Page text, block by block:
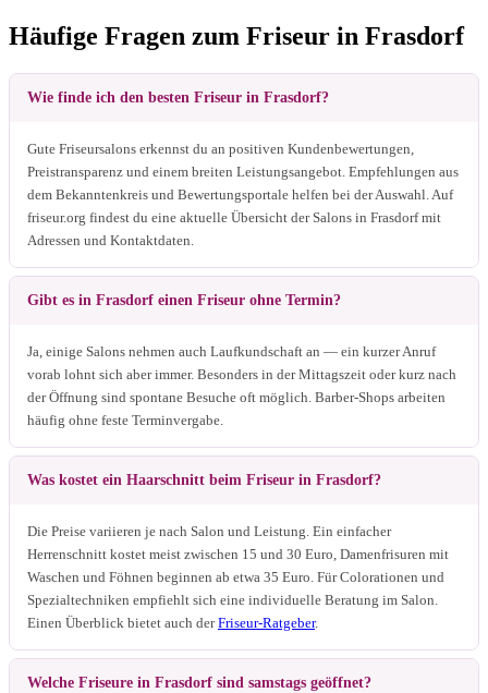
Häufige Fragen zum Friseur in Frasdorf
Wie finde ich den besten Friseur in Frasdorf?
Gute Friseursalons erkennst du an positiven Kundenbewertungen,
Preistransparenz und einem breiten Leistungsangebot. Empfehlungen aus
dem Bekanntenkreis und Bewertungsportale helfen bei der Auswahl. Auf
friseur.org findest du eine aktuelle Übersicht der Salons in Frasdorf mit
Adressen und Kontaktdaten.
Gibt es in Frasdorf einen Friseur ohne Termin?
Ja, einige Salons nehmen auch Laufkundschaft an — ein kurzer Anruf
vorab lohnt sich aber immer. Besonders in der Mittagszeit oder kurz nach
der Öffnung sind spontane Besuche oft möglich. Barber-Shops arbeiten
häufig ohne feste Terminvergabe.
Was kostet ein Haarschnitt beim Friseur in Frasdorf?
Die Preise variieren je nach Salon und Leistung. Ein einfacher
Herrenschnitt kostet meist zwischen 15 und 30 Euro, Damenfrisuren mit
Waschen und Föhnen beginnen ab etwa 35 Euro. Für Colorationen und
Spezialtechniken empfiehlt sich eine individuelle Beratung im Salon.
Einen Überblick bietet auch derFriseur-Ratgeber.
Welche Friseure in Frasdorf sind samstags geöffnet?